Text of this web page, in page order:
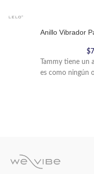
Anillo Vibrador
$
Tammy tiene un
es como ningún